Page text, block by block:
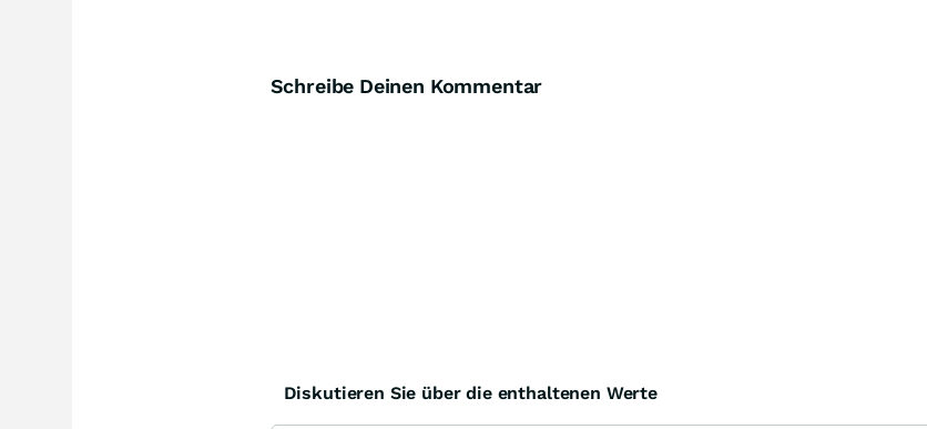
Schreibe Deinen Kommentar
Diskutieren Sie über die enthaltenen Werte